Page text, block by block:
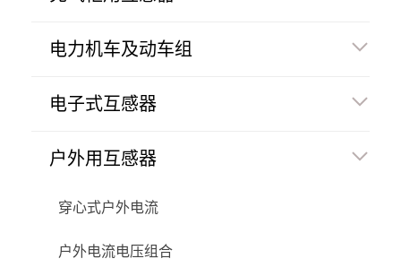
电力机车及动车组
电子式互感器
户外用互感器
穿心式户外电流
户外电流电压组合